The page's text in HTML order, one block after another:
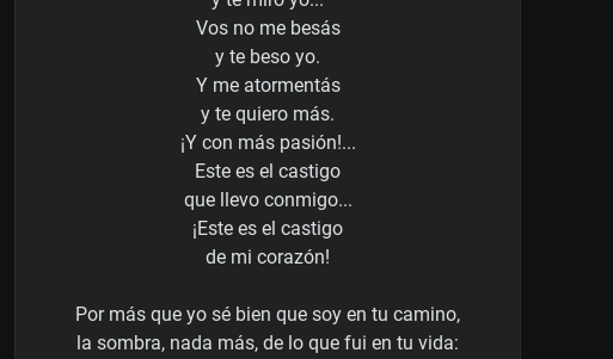
Vos no me besás
y te beso yo.
Y me atormentás
y te quiero más.
¡Y con más pasión!...
Este es el castigo
que llevo conmigo...
¡Este es el castigo
de mi corazón!
Por más que yo sé bien que soy en tu camino,
la sombra, nada más, de lo que fui en tu vida: